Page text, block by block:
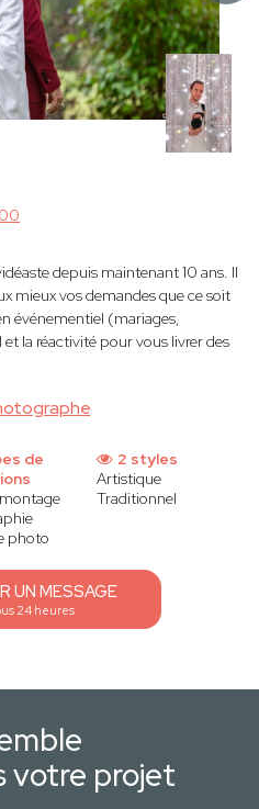
depuis maintenant 10 ans. Il
mieux vos demandes que ce soit
événementiel (mariages,
la réactivité pour vous livrer des
de
photo
2 styles
Artistique
Traditionnel
UN MESSAGE
24 heures
votre projet